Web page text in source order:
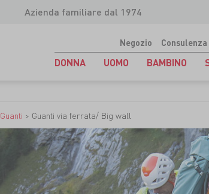
Azienda familiare dal 1974
Negozio Consulenza
DONNA UOMO BAMBINO
Guanti > Guanti via ferrata/ Big wall